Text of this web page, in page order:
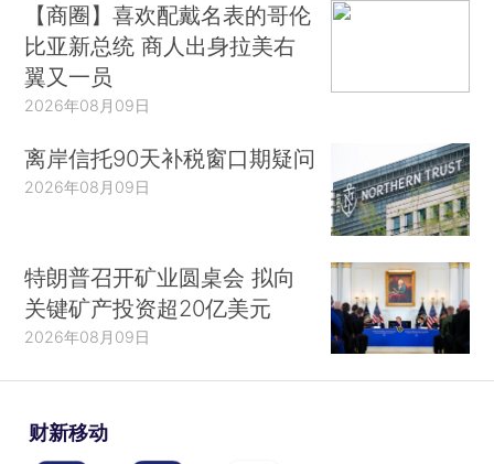
【商圈】喜欢配戴名表的哥伦
比亚新总统 商人出身拉美右
翼又一员
2026年08月09日
离岸信托90天补税窗口期疑问
2026年08月09日
特朗普召开矿业圆桌会 拟向
关键矿产投资超20亿美元
2026年08月09日
财新移动